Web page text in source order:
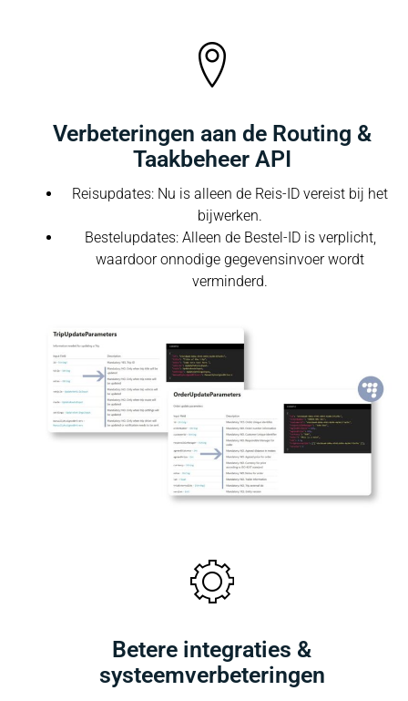
Verbeteringen aan de Routing &
Taakbeheer API
Reisupdates: Nu is alleen de Reis-ID vereist bij het
bijwerken.
Bestelupdates: Alleen de Bestel-ID is verplicht,
waardoor onnodige gegevensinvoer wordt
verminderd.
Betere integraties &
systeemverbeteringen